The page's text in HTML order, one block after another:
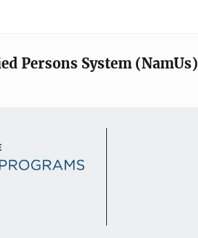
Persons System (NamUs)